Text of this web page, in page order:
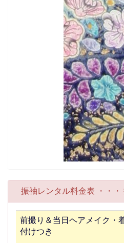
振袖レンタル料金表 ・・
前撮り＆当日ヘアメイク・
付けつき